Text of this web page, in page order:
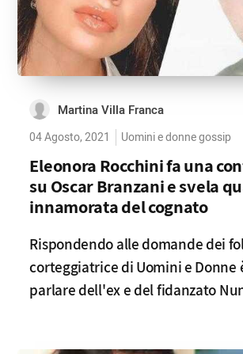
Martina Villa Franca
04 Agosto, 2021 Uomini e donne gossip
Eleonora Rocchini fa una
su Oscar Branzani e svela
innamorata del cognato
Rispondendo alle domande dei
corteggiatrice di Uomini e Donne
parlare dell'ex e del fidanzato